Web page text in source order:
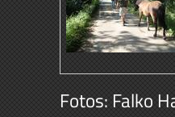
Fotos: Falko